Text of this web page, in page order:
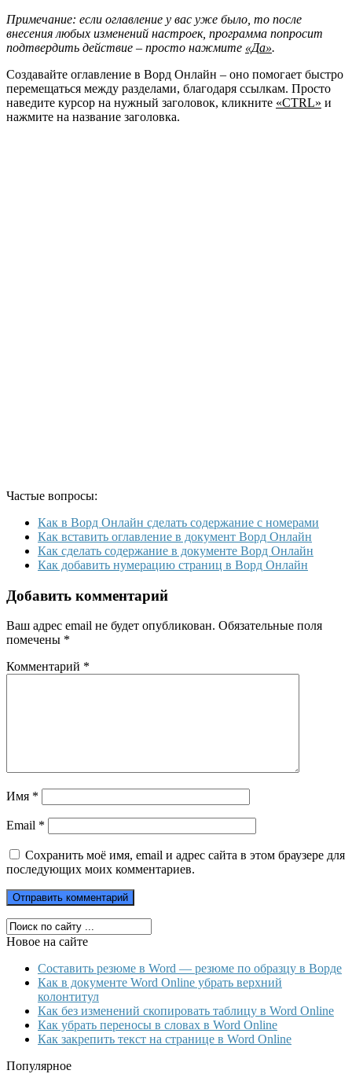
Примечание: если оглавление у вас уже было, то после
внесения любых изменений настроек, программа попросит
подтвердить действие – просто нажмите «Да».
Создавайте оглавление в Ворд Онлайн – оно помогает быстро
перемещаться между разделами, благодаря ссылкам. Просто
наведите курсор на нужный заголовок, кликните «CTRL» и
нажмите на название заголовка.
Частые вопросы:
Как в Ворд Онлайн сделать содержание с номерами
Как вставить оглавление в документ Ворд Онлайн
Как сделать содержание в документе Ворд Онлайн
Как добавить нумерацию страниц в Ворд Онлайн
Добавить комментарий
Ваш адрес email не будет опубликован. Обязательные поля
помечены *
Комментарий *
Имя *
Email *
Сохранить моё имя, email и адрес сайта в этом браузере для
последующих моих комментариев.
Новое на сайте
Составить резюме в Word — резюме по образцу в Ворде
Как в документе Word Online убрать верхний
колонтитул
Как без изменений скопировать таблицу в Word Online
Как убрать переносы в словах в Word Online
Как закрепить текст на странице в Word Online
Популярное